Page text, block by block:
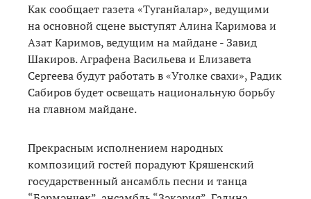
Как сообщает газета «Туганйалар», ведущими
на основной сцене выступят Алина Каримова и
Азат Каримов, ведущим на майдане - Завид
Шакиров. Аграфена Васильева и Елизавета
Сергеева будут работать в «Уголке свахи», Радик
Сабиров будет освещать национальную борьбу
на главном майдане.
Прекрасным исполнением народных
композиций гостей порадуют Кряшенский
государственный ансамбль песни и танца